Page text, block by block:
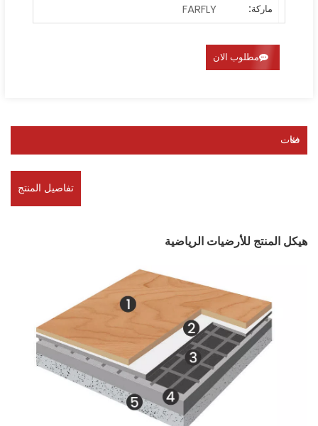
ماركة:
FARFLY
مطلوب الان
فئات
تفاصيل المنتج
هيكل المنتج للأرضيات الرياضية